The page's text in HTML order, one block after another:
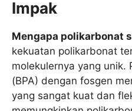
Impak
Mengapa polikarbonat
kekuatan polikarbonat
molekulernya yang unik.
(BPA) dengan fosgen
yang sangat kuat dan